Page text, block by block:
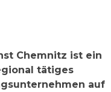
Chemnitz ist ein
tätiges
auf